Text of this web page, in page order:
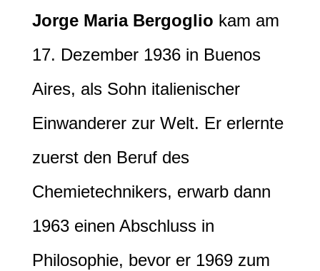
Jorge Maria Bergoglio kam am
17. Dezember 1936 in Buenos
Aires, als Sohn italienischer
Einwanderer zur Welt. Er erlernte
zuerst den Beruf des
Chemietechnikers, erwarb dann
1963 einen Abschluss in
Philosophie, bevor er 1969 zum